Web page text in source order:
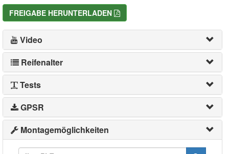
FREIGABE HERUNTERLADEN
Video
Reifenalter
Tests
GPSR
Montagemöglichkeiten